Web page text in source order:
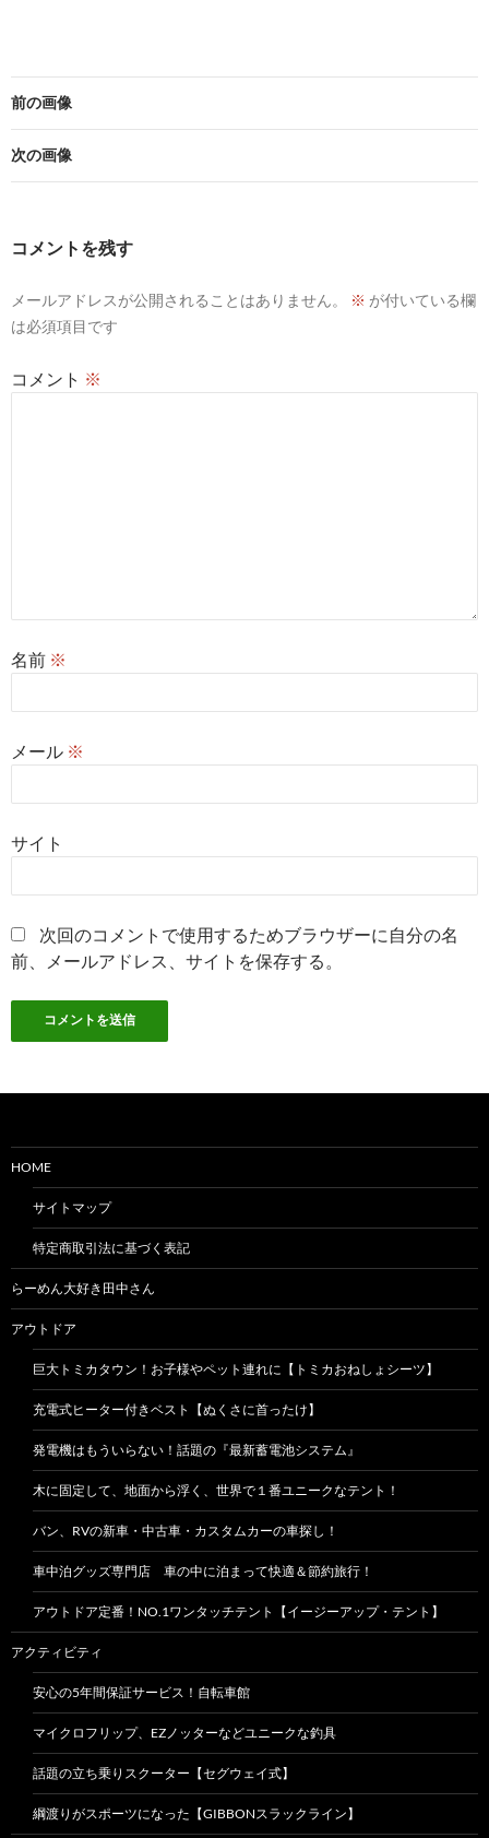
前の画像
次の画像
コメントを残す
メールアドレスが公開されることはありません。 ※ が付いている欄
は必須項目です
コメント ※
名前 ※
メール ※
サイト
次回のコメントで使用するためブラウザーに自分の名
前、メールアドレス、サイトを保存する。
HOME
サイトマップ
特定商取引法に基づく表記
らーめん大好き田中さん
アウトドア
巨大トミカタウン！お子様やペット連れに【トミカおねしょシーツ】
充電式ヒーター付きベスト【ぬくさに首ったけ】
発電機はもういらない！話題の『最新蓄電池システム』
木に固定して、地面から浮く、世界で１番ユニークなテント！
バン、RVの新車・中古車・カスタムカーの車探し！
車中泊グッズ専門店 車の中に泊まって快適＆節約旅行！
アウトドア定番！NO.1ワンタッチテント【イージーアップ・テント】
アクティビティ
安心の5年間保証サービス！自転車館
マイクロフリップ、EZノッターなどユニークな釣具
話題の立ち乗りスクーター【セグウェイ式】
綱渡りがスポーツになった【GIBBONスラックライン】